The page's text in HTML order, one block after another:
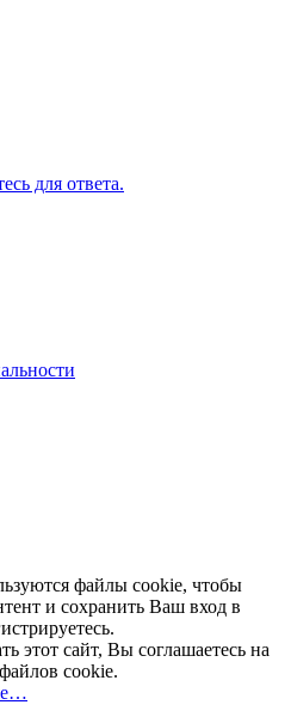
для ответа.
файлы cookie, чтобы
и сохранить Ваш вход в
этот сайт, Вы соглашаетесь на
cookie.